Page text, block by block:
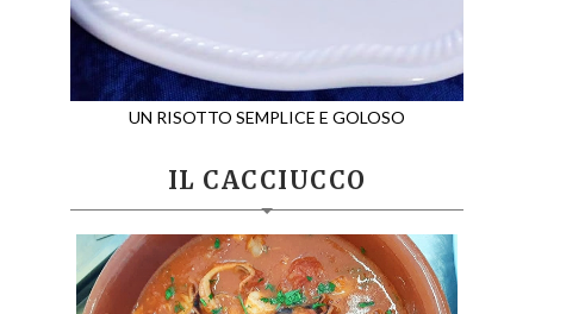
UN RISOTTO SEMPLICE E GOLOSO
IL CACCIUCCO